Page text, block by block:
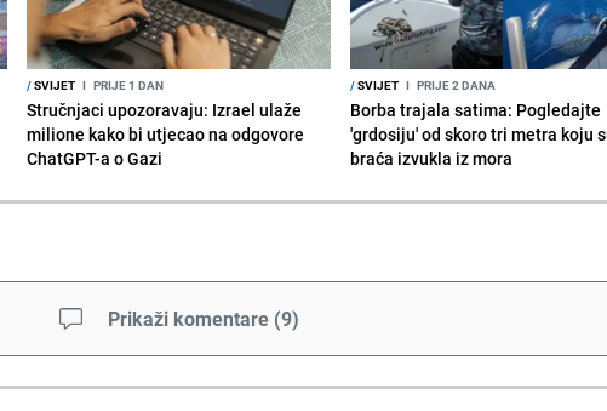
/SVIJET I PRIJE 1 DAN
Stručnjaci upozoravaju: Izrael ulaže
milione kako bi utjecao na odgovore
ChatGPT-a o Gazi
/SVIJET I PRIJE 2 DANA
Borba trajala satima: Pogledajte
'grdosiju' od skoro tri metra koju
braća izvukla iz mora
Prikaži komentare (9)